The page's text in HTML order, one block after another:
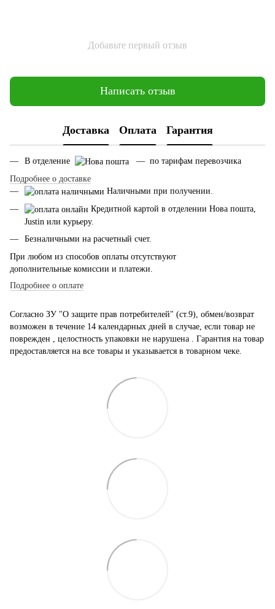
Добавьте первый отзыв
Написать отзыв
Доставка Оплата Гарантия
В отделение
— по тарифам перевозчика
Подробнее о доставке
Наличными при получении.
Кредитной картой в отделении Нова пошта,
Justin или курьеру.
Безналичными на расчетный счет.
При любом из способов оплаты отсутствуют
дополнительные комиссии и платежи.
Подробнее о оплате
Согласно ЗУ "О защите прав потребителей" (ст.9), обмен/возврат
возможен в течение 14 календарных дней в случае, если товар не
поврежден , целостность упаковки не нарушена . Гарантия на товар
предоставляется на все товары и указывается в товарном чеке.